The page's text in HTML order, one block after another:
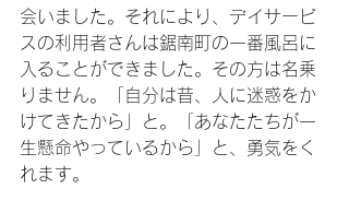
会いました。それにより、デイサービ
スの利用者さんは鋸南町の一番風呂に
入ることができました。その方は名乗
りません。「自分は昔、人に迷惑をか
けてきたから」と。「あなたたちが一
生懸命やっているから」と、勇気をく
れます。